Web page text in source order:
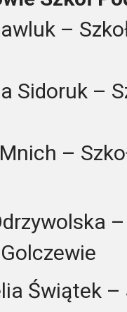
–
Sidoruk –
–
–
Świątek –